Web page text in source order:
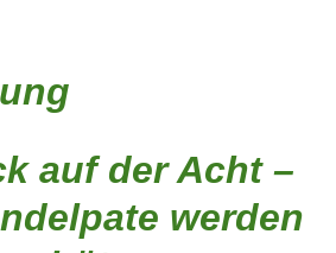
auf der Acht –
werden